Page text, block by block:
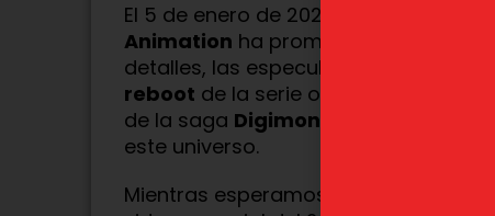
El 5 de enero de 2025 es una fecha
Animation ha prometido revelar
detalles, las especulaciones están a
reboot de la serie original, mientras
de la saga Digimon Tamers
este universo.
Mientras esperamos, te